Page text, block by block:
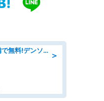
＞
入社特典58万円、寮費完備で無料!デンソーで働こう!自動車工場で小型部品の検査業務 denso aichi